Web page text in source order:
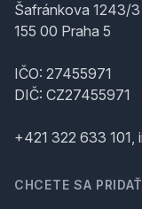
Šafránkova 1243/3
155 00 Praha 5
IČO: 27455971
DIČ: CZ27455971
+421 322 633 101,
CHCETE SA